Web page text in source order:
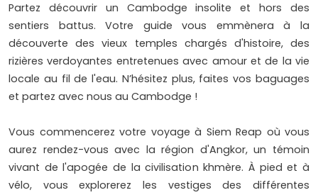
Partez découvrir un Cambodge insolite et hors des
sentiers battus. Votre guide vous emmènera à la
découverte des vieux temples chargés d'histoire, des
rizières verdoyantes entretenues avec amour et de la vie
locale au fil de l'eau. N’hésitez plus, faites vos baguages
et partez avec nous au Cambodge !
Vous commencerez votre voyage à Siem Reap où vous
aurez rendez-vous avec la région d'Angkor, un témoin
vivant de l'apogée de la civilisation khmère. À pied et à
vélo, vous explorerez les vestiges des différentes